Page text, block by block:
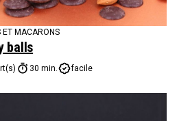
ET MACARONS
balls
30 min. facile